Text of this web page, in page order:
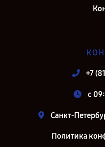
+7
c
Санкт-
Политика